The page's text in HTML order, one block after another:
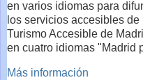
en varios idiomas para
los servicios accesibles
Turismo Accesible de
en cuatro idiomas "Madrid
Más información